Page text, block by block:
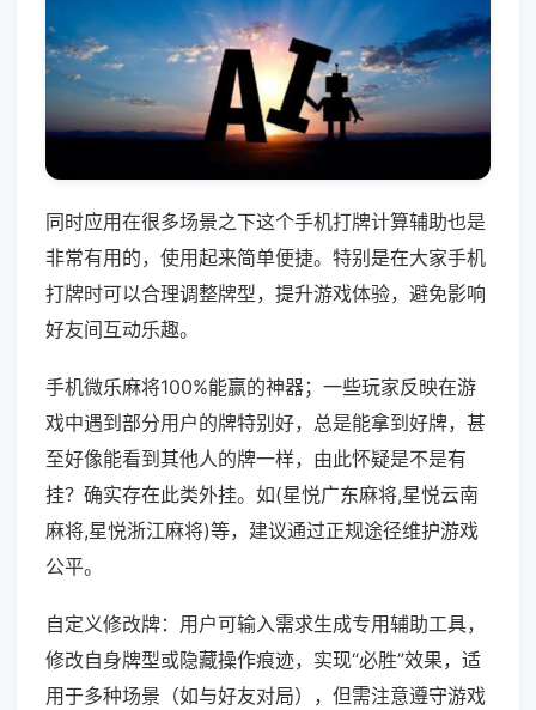
同时应用在很多场景之下这个手机打牌计算辅助也是
非常有用的，使用起来简单便捷。特别是在大家手机
打牌时可以合理调整牌型，提升游戏体验，避免影响
好友间互动乐趣。
手机微乐麻将100%能赢的神器；一些玩家反映在游
戏中遇到部分用户的牌特别好，总是能拿到好牌，甚
至好像能看到其他人的牌一样，由此怀疑是不是有
挂？确实存在此类外挂。如(星悦广东麻将,星悦云南
麻将,星悦浙江麻将)等，建议通过正规途径维护游戏
公平。
自定义修改牌：用户可输入需求生成专用辅助工具，
修改自身牌型或隐藏操作痕迹，实现“必胜”效果，适
用于多种场景（如与好友对局），但需注意遵守游戏